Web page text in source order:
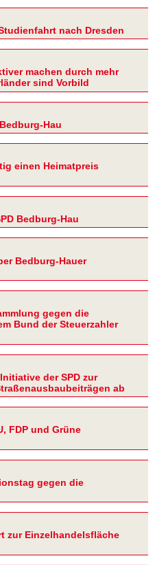
nach Dresden
machen durch mehr
sind Vorbild
Hau
einen Heimatpreis
Bedburg-Hau
Bedburg-Hauer
gegen die
Bund der Steuerzahler
der SPD zur
ab
FDP und Grüne
gegen die
zur Einzelhandelsfläche